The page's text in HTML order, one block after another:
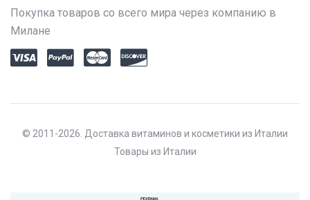
Покупка товаров со всего мира через компанию в
Милане
© 2011-2026. Доставка витаминов и косметики из Италии
Товары из Италии